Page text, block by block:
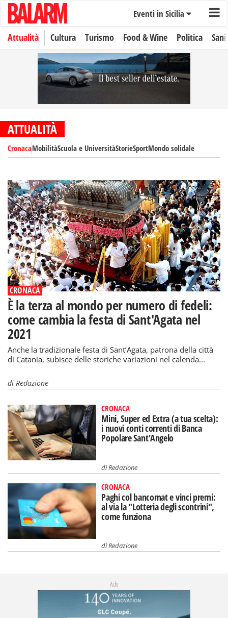
Eventi in Sicilia
Attualità Cultura Turismo Food & Wine Politica
ATTUALITÀ
CronacaMobilitàScuola e UniversitàStorieSportMondo solidale
CRONACA
È la terza al mondo per numero di fedeli:
come cambia la festa di Sant'Agata nel
2021
Anche la tradizionale festa di Sant’Agata, patrona della città
di Catania, subisce delle storiche variazioni nel calenda...
di Redazione
CRONACA
Mini, Super ed Extra (a tua scelta):
i nuovi conti correnti di Banca
Popolare Sant'Angelo
diRedazione
CRONACA
Paghi col bancomat e vinci premi:
al via la "Lotteria degli scontrini",
come funziona
diRedazione
Adv